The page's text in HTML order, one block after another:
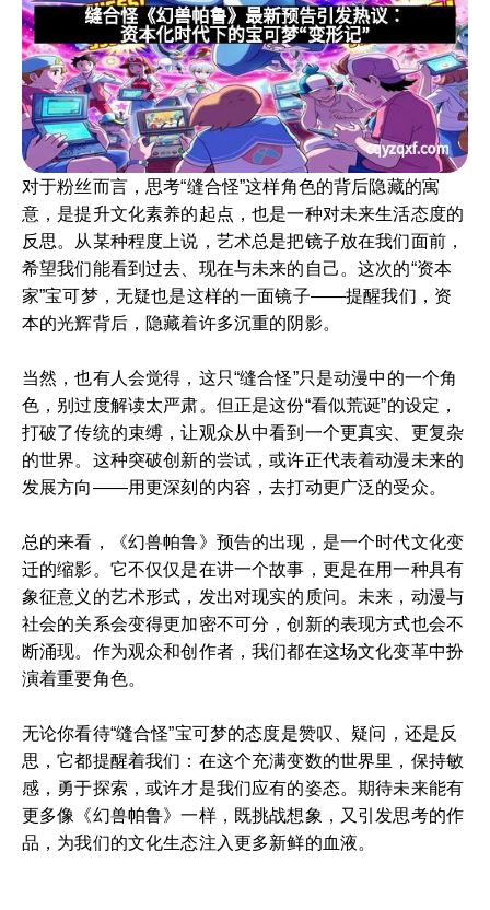
对于粉丝而言，思考“缝合怪”这样角色的背后隐藏的寓
意，是提升文化素养的起点，也是一种对未来生活态度的
反思。从某种程度上说，艺术总是把镜子放在我们面前，
希望我们能看到过去、现在与未来的自己。这次的“资本
家”宝可梦，无疑也是这样的一面镜子——提醒我们，资
本的光辉背后，隐藏着许多沉重的阴影。
当然，也有人会觉得，这只“缝合怪”只是动漫中的一个角
色，别过度解读太严肃。但正是这份“看似荒诞”的设定，
打破了传统的束缚，让观众从中看到一个更真实、更复杂
的世界。这种突破创新的尝试，或许正代表着动漫未来的
发展方向——用更深刻的内容，去打动更广泛的受众。
总的来看，《幻兽帕鲁》预告的出现，是一个时代文化变
迁的缩影。它不仅仅是在讲一个故事，更是在用一种具有
象征意义的艺术形式，发出对现实的质问。未来，动漫与
社会的关系会变得更加密不可分，创新的表现方式也会不
断涌现。作为观众和创作者，我们都在这场文化变革中扮
演着重要角色。
无论你看待“缝合怪”宝可梦的态度是赞叹、疑问，还是反
思，它都提醒着我们：在这个充满变数的世界里，保持敏
感，勇于探索，或许才是我们应有的姿态。期待未来能有
更多像《幻兽帕鲁》一样，既挑战想象，又引发思考的作
品，为我们的文化生态注入更多新鲜的血液。